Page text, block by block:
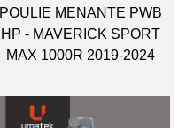
POULIE MENANTE PWB
HP - MAVERICK SPORT
MAX 1000R 2019-2024